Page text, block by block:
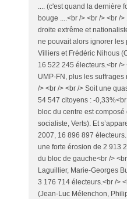
.... (c'est quand la dernière
bouge ....<br /> <br /> <br /
droite extrême et
ne pouvait alors ignorer les
Villiers et Frédéric Nihous
16 522 245 électeurs.<br /
UMP-FN, plus les
/> <br /> <br /> Soit une
54 547 citoyens : -
bloc du centre est
socialiste, Verts). Et
2007, 16 896 897
une forte érosion de 2 913
du bloc de gauche<br />
Laguillier, Marie-Georges
3 176 714 électeurs.<br />
(Jean-Luc Mélenchon,